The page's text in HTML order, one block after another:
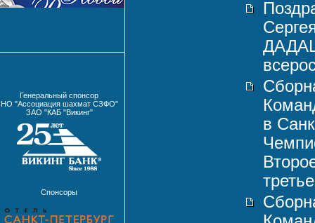
Генеральный спонсор
НО "Ассоциация шахмат СЗФО"
ЗАО "КАБ "Викинг"
Спонсоры
в